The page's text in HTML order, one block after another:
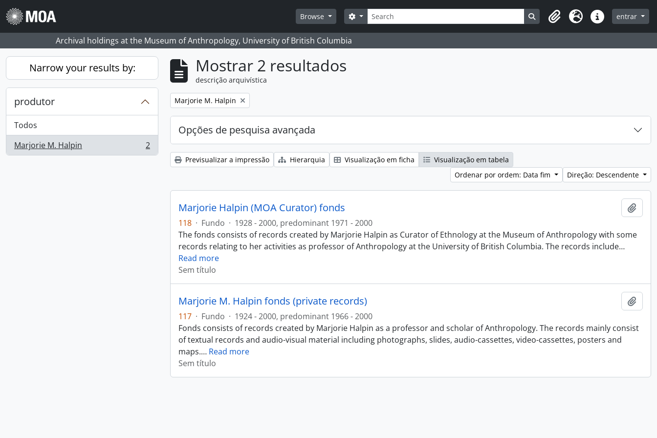
Skip to main content
Browse
Pesquisar
Search options Search in browse page
Clipboard
Idioma Ligações rápidas
entrar
Archival holdings at the Museum of Anthropology, University of British Columbia
Narrow your results by:
produtor
Todos
Marjorie M. Halpin
, 2 resultados 2
Mostrar 2 resultados
descrição arquivística
Remove filter:
Marjorie M. Halpin
Opções de pesquisa avançada
Previsualizar a impressão Hierarquia Visualização em ficha
Visualização em tabela
Ordenar por ordem: Data fim
Direção: Descendente
Marjorie Halpin (MOA Curator) fonds
118 · Fundo · 1928 - 2000, predominant 1971 - 2000
The fonds consists of records created by Marjorie Halpin as Curator of Ethnology at the Museum of Anthropology with some
records relating to her activities as professor of Anthropology at the University of British Columbia. The records include…
Read more
Sem título
Marjorie M. Halpin fonds (private records)
117 · Fundo · 1924 - 2000, predominant 1966 - 2000
Fonds consists of records created by Marjorie Halpin as a professor and scholar of Anthropology. The records mainly consist
of textual records and audio-visual material including photographs, slides, audio-cassettes, video-cassettes, posters and
maps.… Read more
Sem título